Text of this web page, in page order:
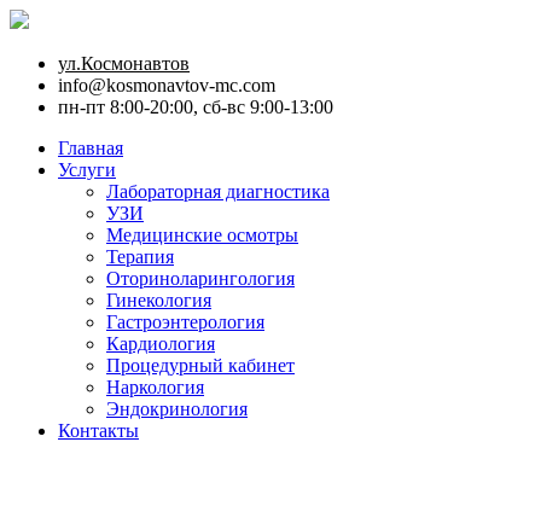
ул.Космонавтов
info@kosmonavtov-mc.com
пн-пт 8:00-20:00, сб-вс 9:00-13:00
Главная
Услуги
Лабораторная диагностика
УЗИ
Медицинские осмотры
Терапия
Оториноларингология
Гинекология
Гастроэнтерология
Кардиология
Процедурный кабинет
Наркология
Эндокринология
Контакты